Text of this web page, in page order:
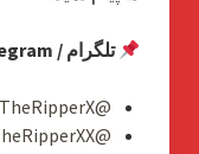
تلگرام / Telegram:
@TheRipperX
@TheRipperXX